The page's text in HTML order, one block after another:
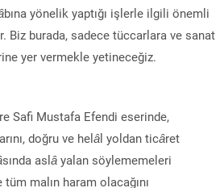
bına yönelik yaptığı işlerle ilgili önemli
Biz burada, sadece tüccarlara ve sanat
yer vermekle yetineceğiz.
Safi Mustafa Efendi eserinde,
doğru ve helâl yoldan ticâret
sında aslâ yalan söylememeleri
malın haram olacağını